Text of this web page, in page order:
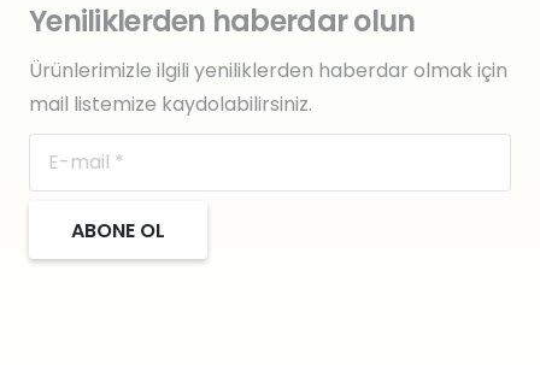
Yeniliklerden haberdar olun
Ürünlerimizle ilgili yeniliklerden haberdar olmak için
mail listemize kaydolabilirsiniz.
ABONE OL